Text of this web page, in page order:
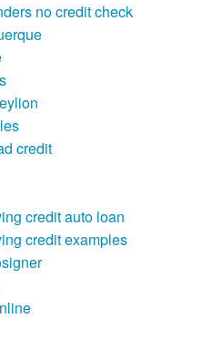
no credit check
credit
credit auto loan
credit examples